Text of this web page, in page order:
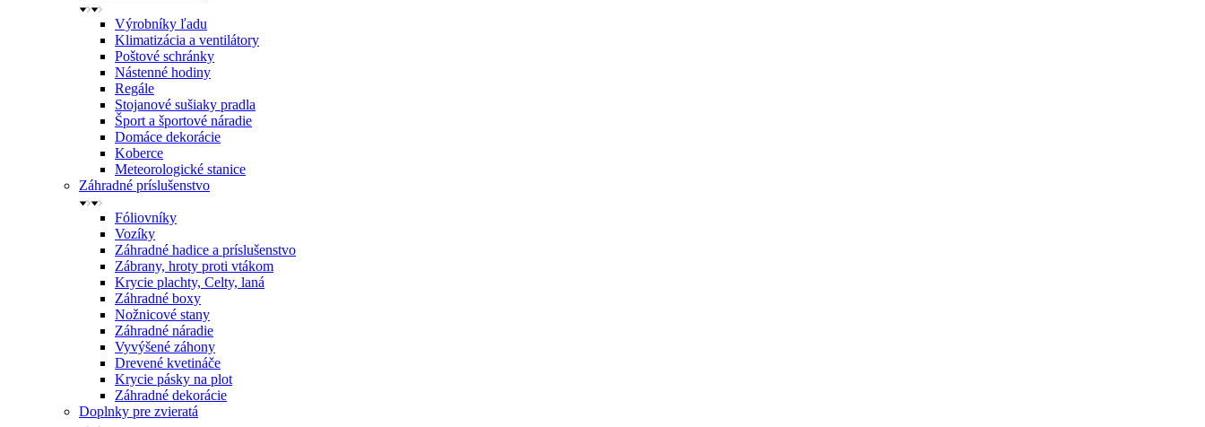
Výrobníky ľadu
Klimatizácia a ventilátory
Poštové schránky
Nástenné hodiny
Regále
Stojanové sušiaky pradla
Šport a športové náradie
Domáce dekorácie
Koberce
Meteorologické stanice
Záhradné príslušenstvo
Fóliovníky
Vozíky
Záhradné hadice a príslušenstvo
Zábrany, hroty proti vtákom
Krycie plachty, Celty, laná
Záhradné boxy
Nožnicové stany
Záhradné náradie
Vyvýšené záhony
Drevené kvetináče
Krycie pásky na plot
Záhradné dekorácie
Doplnky pre zvieratá